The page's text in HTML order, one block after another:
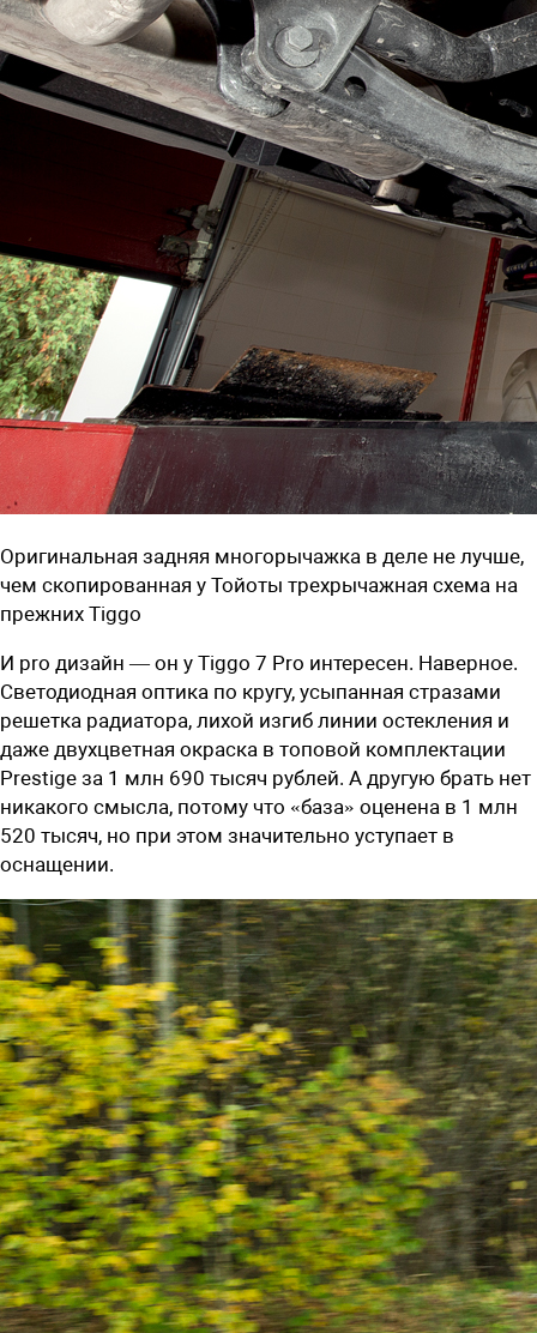
Оригинальная задняя многорычажка в деле не лучше,
чем скопированная у Тойоты трехрычажная схема на
прежних Tiggo
И pro дизайн — он у Tiggo 7 Pro интересен. Наверное.
Светодиодная оптика по кругу, усыпанная стразами
решетка радиатора, лихой изгиб линии остекления и
даже двухцветная окраска в топовой комплектации
Prestige за 1 млн 690 тысяч рублей. А другую брать нет
никакого смысла, потому что «база» оценена в 1 млн
520 тысяч, но при этом значительно уступает в
оснащении.